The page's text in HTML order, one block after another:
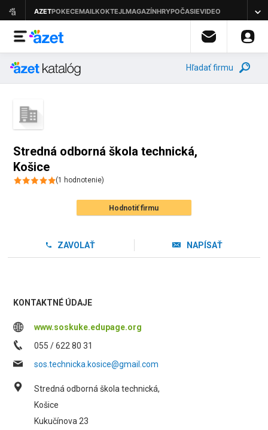
Hľadať firmu
Stredná odborná škola technická,
Košice
(1 hodnotenie)
Hodnotiť firmu
ZAVOLAŤ NAPÍSAŤ
KONTAKTNÉ ÚDAJE
www.soskuke.edupage.org
055 / 622 80 31
sos.technicka.kosice@gmail.com
Stredná odborná škola technická,
Košice
Kukučínova 23